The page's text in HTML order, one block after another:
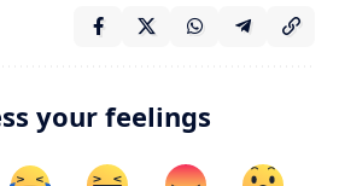
your feelings